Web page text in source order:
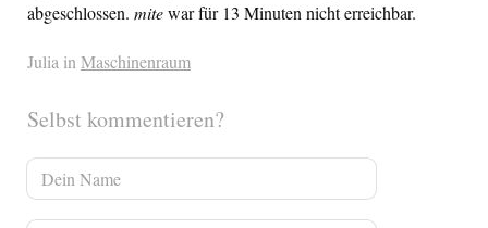
abgeschlossen. mitewar für 13 Minuten nicht erreichbar.
Julia in Maschinenraum
Selbst kommentieren?